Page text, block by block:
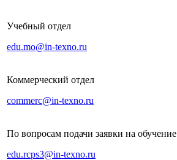
Учебный отдел
edu.mo@in-texno.ru
Коммерческий отдел
commerc@in-texno.ru
По вопросам подачи заявки на обучение
edu.rcps3@in-texno.ru